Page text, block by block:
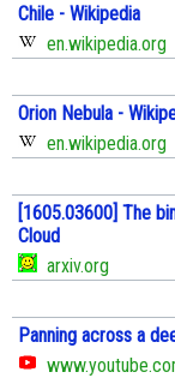
Chile - Wikipedia
en.wikipedia.org
Orion Nebula -
en.wikipedia.org
[1605.03600] The
Cloud
arxiv.org
Panning across a